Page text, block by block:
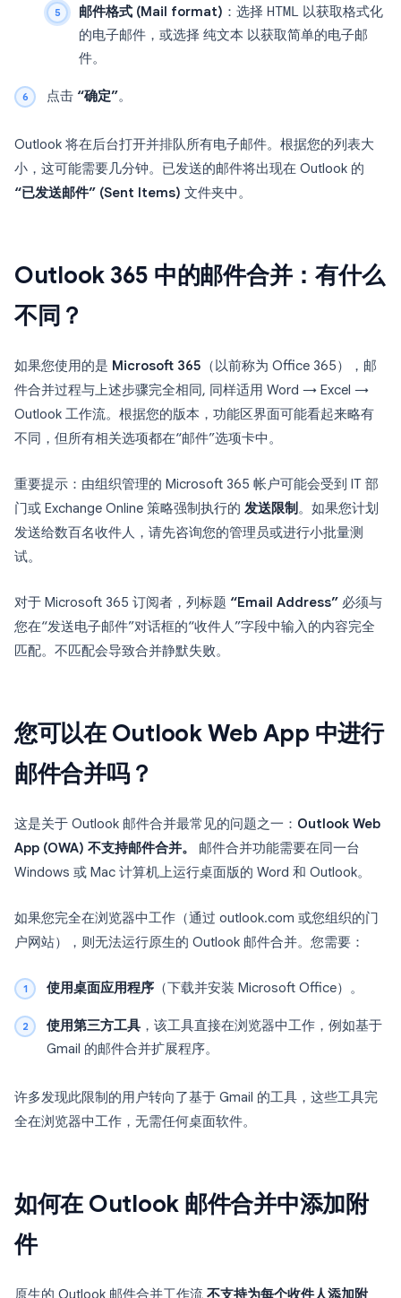
邮件格式 (Mail format) ：选择 HTML 以获取格式化
的电子邮件，或选择 纯文本 以获取简单的电子邮
件。
点击 “确定”。
Outlook 将在后台打开并排队所有电子邮件。根据您的列表大
小，这可能需要几分钟。已发送的邮件将出现在 Outlook 的
“已发送邮件” (Sent Items) 文件夹中。
Outlook 365 中的邮件合并：有什么
不同？
如果您使用的是 Microsoft 365 （以前称为 Office 365），邮
件合并过程与上述步骤完全相同, 同样适用 Word → Excel →
Outlook 工作流。根据您的版本，功能区界面可能看起来略有
不同，但所有相关选项都在“邮件”选项卡中。
重要提示：由组织管理的 Microsoft 365 帐户可能会受到 IT 部
门或 Exchange Online 策略强制执行的 发送限制 。如果您计划
发送给数百名收件人，请先咨询您的管理员或进行小批量测
试。
对于 Microsoft 365 订阅者，列标题 “Email Address” 必须与
您在“发送电子邮件”对话框的“收件人”字段中输入的内容完全
匹配。不匹配会导致合并静默失败。
您可以在 Outlook Web App 中进行
邮件合并吗？
这是关于 Outlook 邮件合并最常见的问题之一： Outlook Web
App (OWA) 不支持邮件合并。
邮件合并功能需要在同一台
Windows 或 Mac 计算机上运行桌面版的 Word 和 Outlook。
如果您完全在浏览器中工作（通过 outlook.com 或您组织的门
户网站），则无法运行原生的 Outlook 邮件合并。您需要：
使用桌面应用程序 （下载并安装 Microsoft Office）。
使用第三方工具 ，该工具直接在浏览器中工作，例如基于
Gmail 的邮件合并扩展程序。
许多发现此限制的用户转向了基于 Gmail 的工具，这些工具完
全在浏览器中工作，无需任何桌面软件。
如何在 Outlook 邮件合并中添加附
件
原生的 Outlook 邮件合并工作流 不支持为每个收件人添加附